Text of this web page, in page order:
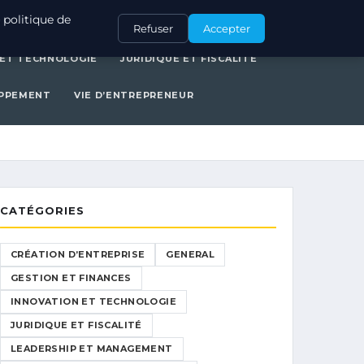
GESTION ET FINANCESINNOVATION ET TECHNOLOGIE
TECHNOLOGIE JURIDIQUE ET FISCALITÉ
VIE D’ENTREPRENEUR
CATÉGORIES
CRÉATION D’ENTREPRISE GENERAL
GESTION ET FINANCES
INNOVATION ET TECHNOLOGIE
JURIDIQUE ET FISCALITÉ
LEADERSHIP ET MANAGEMENT
politique de
Refuser Accepter